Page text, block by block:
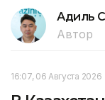
Адиль
Автор
16:07, 06 Августа 2026